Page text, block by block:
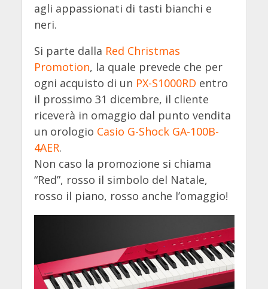
agli appassionati di tasti bianchi e
neri.
Si parte dalla Red Christmas
Promotion, la quale prevede che per
ogni acquisto di un PX-S1000RD entro
il prossimo 31 dicembre, il cliente
riceverà in omaggio dal punto vendita
un orologio Casio G-Shock GA-100B-
4AER.
Non caso la promozione si chiama
“Red”, rosso il simbolo del Natale,
rosso il piano, rosso anche l’omaggio!